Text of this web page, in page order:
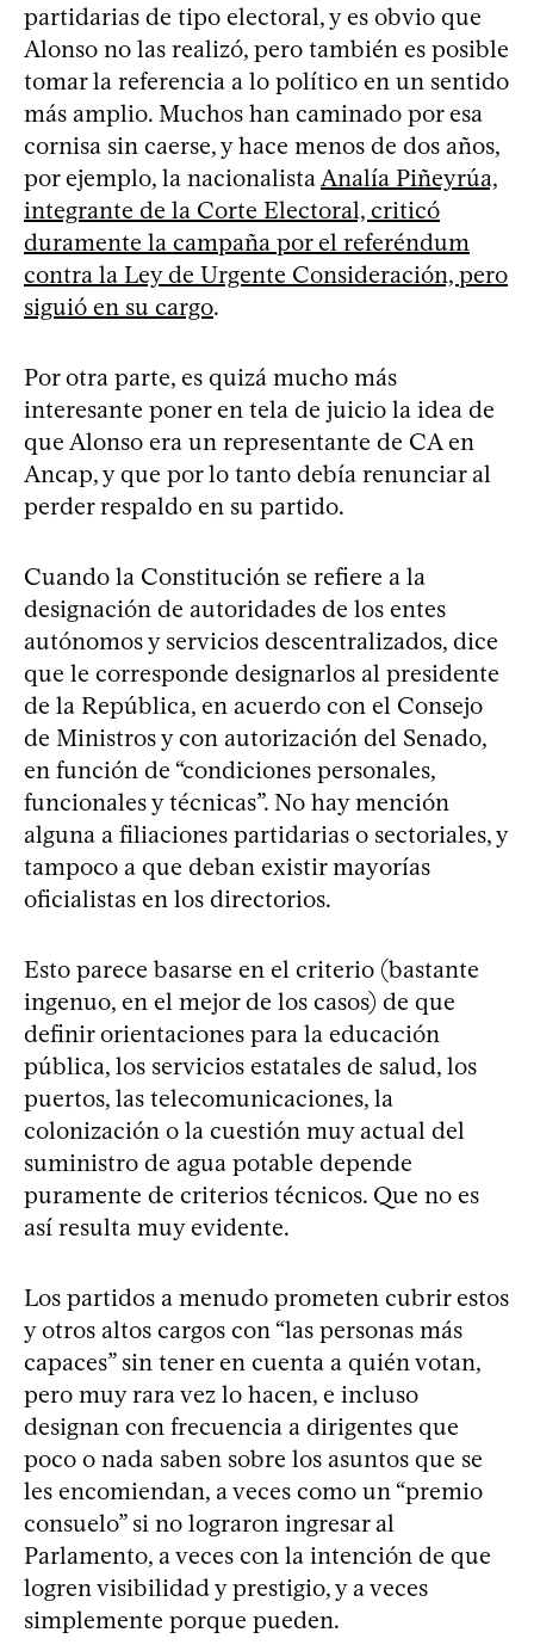
partidarias de tipo electoral, y es obvio que
Alonso no las realizó, pero también es posible
tomar la referencia a lo político en un sentido
más amplio. Muchos han caminado por esa
cornisa sin caerse, y hace menos de dos años,
por ejemplo, la nacionalista Analía Piñeyrúa,
integrante de la Corte Electoral, criticó
duramente la campaña por el referéndum
contra la Ley de Urgente Consideración, pero
siguió en su cargo.
Por otra parte, es quizá mucho más
interesante poner en tela de juicio la idea de
que Alonso era un representante de CA en
Ancap, y que por lo tanto debía renunciar al
perder respaldo en su partido.
Cuando la Constitución se refiere a la
designación de autoridades de los entes
autónomos y servicios descentralizados, dice
que le corresponde designarlos al presidente
de la República, en acuerdo con el Consejo
de Ministros y con autorización del Senado,
en función de “condiciones personales,
funcionales y técnicas”. No hay mención
alguna a filiaciones partidarias o sectoriales, y
tampoco a que deban existir mayorías
oficialistas en los directorios.
Esto parece basarse en el criterio (bastante
ingenuo, en el mejor de los casos) de que
definir orientaciones para la educación
pública, los servicios estatales de salud, los
puertos, las telecomunicaciones, la
colonización o la cuestión muy actual del
suministro de agua potable depende
puramente de criterios técnicos. Que no es
así resulta muy evidente.
Los partidos a menudo prometen cubrir estos
y otros altos cargos con “las personas más
capaces” sin tener en cuenta a quién votan,
pero muy rara vez lo hacen, e incluso
designan con frecuencia a dirigentes que
poco o nada saben sobre los asuntos que se
les encomiendan, a veces como un “premio
consuelo” si no lograron ingresar al
Parlamento, a veces con la intención de que
logren visibilidad y prestigio, y a veces
simplemente porque pueden.